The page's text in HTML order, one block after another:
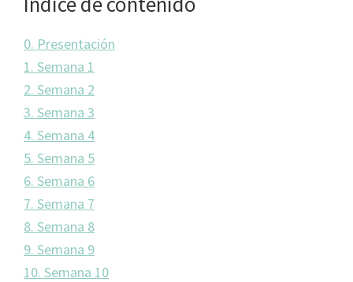
0. Presentación
1. Semana 1
2. Semana 2
3. Semana 3
4. Semana 4
5. Semana 5
6. Semana 6
7. Semana 7
8. Semana 8
9. Semana 9
10. Semana 10